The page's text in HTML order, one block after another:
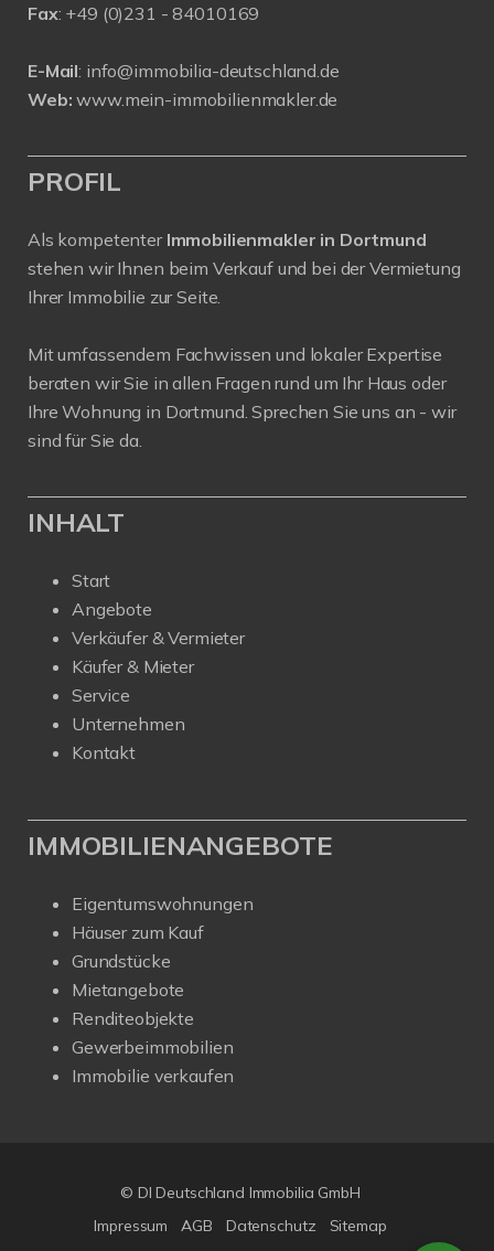
Fax: +49 (0)231 - 84010169
E-Mail: info@immobilia-deutschland.de
Web: www.mein-immobilienmakler.de
PROFIL
Als kompetenter Immobilienmakler in Dortmund
stehen wir Ihnen beim Verkauf und bei der Vermietung
Ihrer Immobilie zur Seite.
Mit umfassendem Fachwissen und lokaler Expertise
beraten wir Sie in allen Fragen rund um Ihr Haus oder
Ihre Wohnung in Dortmund. Sprechen Sie uns an - wir
sind für Sie da.
INHALT
Start
Angebote
Verkäufer & Vermieter
Käufer & Mieter
Service
Unternehmen
Kontakt
IMMOBILIENANGEBOTE
Eigentumswohnungen
Häuser zum Kauf
Grundstücke
Mietangebote
Renditeobjekte
Gewerbeimmobilien
Immobilie verkaufen
© DI Deutschland Immobilia GmbH
Impressum
AGB Datenschutz Sitemap